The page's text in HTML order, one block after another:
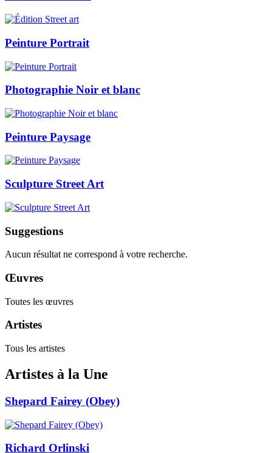
Peinture Portrait
Photographie Noir et blanc
Peinture Paysage
Sculpture Street Art
Suggestions
Aucun résultat ne correspond à votre recherche.
Œuvres
Toutes les œuvres
Artistes
Tous les artistes
Artistes à la Une
Shepard Fairey (Obey)
Richard Orlinski